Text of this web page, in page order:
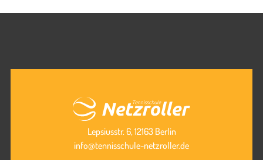
Lepsiusstr. 6, 12163 Berlin
info@tennisschule-netzroller.de